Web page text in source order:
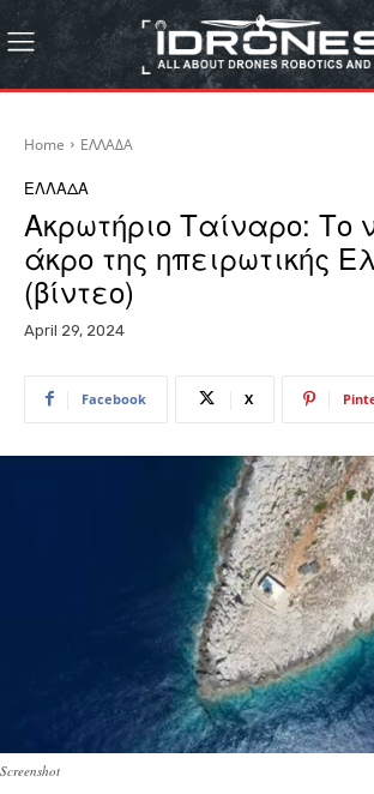
Home ΕΛΛΑΔΑ
ΕΛΛΑΔΑ
Ακρωτήριο Ταίναρο: Το
άκρο της ηπειρωτικής
(βίντεο)
April 29, 2024
Facebook X
Screenshot